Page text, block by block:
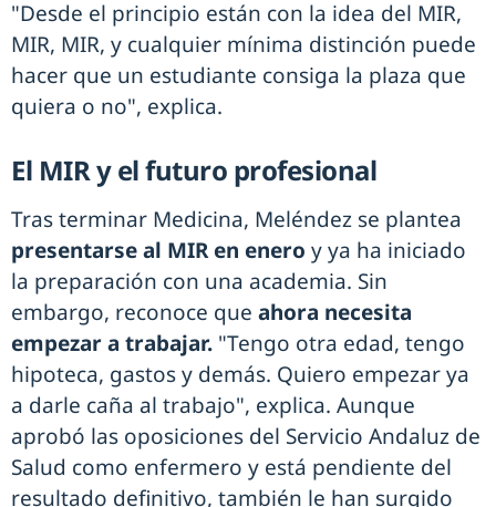
"Desde el principio están con la idea del MIR,
MIR, MIR, y cualquier mínima distinción puede
hacer que un estudiante consiga la plaza que
quiera o no", explica.
El MIR y el futuro profesional
Tras terminar Medicina, Meléndez se plantea
presentarse al MIR en enero y ya ha iniciado
la preparación con una academia. Sin
embargo, reconoce que ahora necesita
empezar a trabajar. "Tengo otra edad, tengo
hipoteca, gastos y demás. Quiero empezar ya
a darle caña al trabajo", explica. Aunque
aprobó las oposiciones del Servicio Andaluz de
Salud como enfermero y está pendiente del
resultado definitivo, también le han surgido